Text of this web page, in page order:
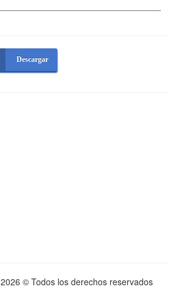
Descargar
2026 © Todos los derechos reservados